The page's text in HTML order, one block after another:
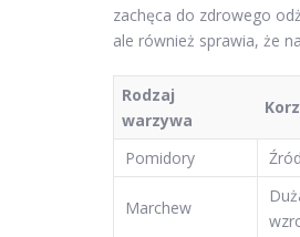
zachęca do zdrowego
ale również sprawia, że
Rodzaj
warzywa
Pomidory
Marchew